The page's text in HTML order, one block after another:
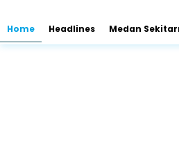
Home Headlines Medan